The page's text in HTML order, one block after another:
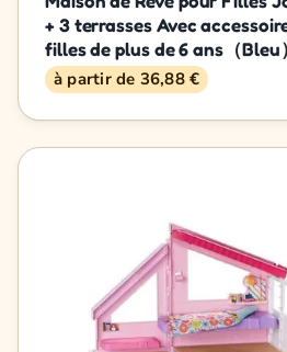
+ 3 terrasses Avec
filles de plus de 6 ans（Bleu）
à partir de 36,88 €